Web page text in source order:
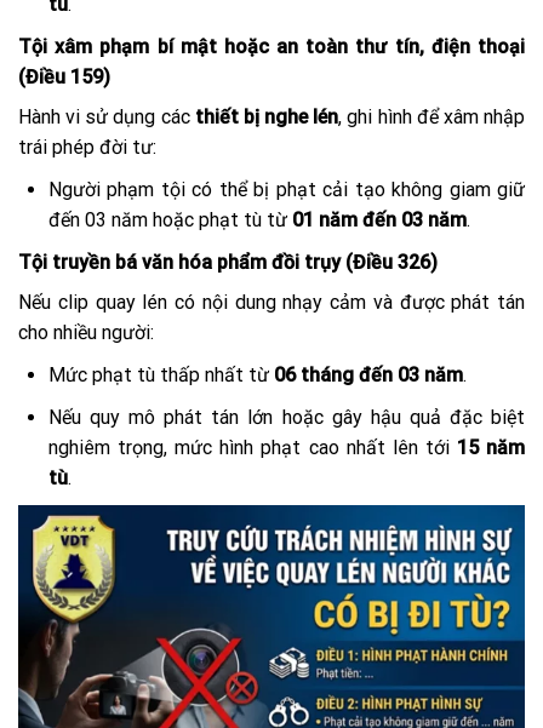
tù.
Tội xâm phạm bí mật hoặc an toàn thư tín, điện thoại
(Điều 159)
Hành vi sử dụng các thiết bị nghe lén, ghi hình để xâm nhập
trái phép đời tư:
Người phạm tội có thể bị phạt cải tạo không giam giữ
đến 03 năm hoặc phạt tù từ 01 năm đến 03 năm.
Tội truyền bá văn hóa phẩm đồi trụy (Điều 326)
Nếu clip quay lén có nội dung nhạy cảm và được phát tán
cho nhiều người:
Mức phạt tù thấp nhất từ 06 tháng đến 03 năm.
Nếu quy mô phát tán lớn hoặc gây hậu quả đặc biệt
nghiêm trọng, mức hình phạt cao nhất lên tới 15 năm
tù.